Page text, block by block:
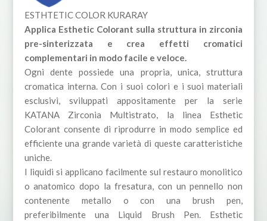
ESTHTETIC COLOR KURARAY
Applica Esthetic Colorant sulla struttura in zirconia
pre-sinterizzata e crea effetti cromatici
complementari in modo facile e veloce.
Ogni dente possiede una propria, unica, struttura
cromatica interna. Con i suoi colori e i suoi materiali
esclusivi, sviluppati appositamente per la serie
KATANA Zirconia Multistrato, la linea Esthetic
Colorant consente di riprodurre in modo semplice ed
efficiente una grande varietà di queste caratteristiche
uniche.
I liquidi si applicano facilmente sul restauro monolitico
o anatomico dopo la fresatura, con un pennello non
contenente metallo o con una brush pen,
preferibilmente una Liquid Brush Pen. Esthetic